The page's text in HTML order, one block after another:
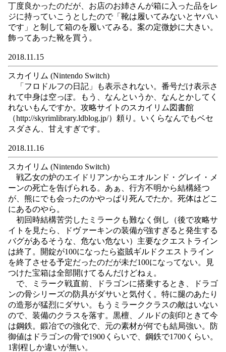
丁度良かったのだが、お店のお姉さんが箱に入った品をレ
ジに持っていこうとしたので「靴は履いてみないとヤバい
です」と制して箱のを履いてみる。案の定微妙に大きい。
飾ってあった靴を買う。
2018.11.15
スカイリム (Nintendo Switch)
「フロドルフの日記」も表示されない。番号だけ表示さ
れて中身は空っぽ。もう、なんというか、なんとかしてく
れないもんですか。攻略サイトのスカイリム図書館
（http://skyrimlibrary.ldblog.jp/）頼り。いくらなんでもベセ
スダさん、甘えすぎです。
2018.11.16
スカイリム (Nintendo Switch)
戦乙女の炉のエイドリアンからエオルンド・グレイ・メ
ーンの死亡を告げられる。あぁ、行方不明から結構経つ
が、熊にでも会ったのかやっぱり死んでたか。死体はどこ
にあるのやら。
初回時結構苦労したミラークも難なく倒し（後で攻略サ
イトを見たら、ドヴァーキンの装備が強すぎると発生する
バグがあるそうな、危ない危ない）主要なクエストライン
は終了。開錠が100になったら盗賊ギルドクエストライン
を終了させる予定だったのだが未だ100になってない。見
つけた宝箱は全部開けてるんだけどねぇ。
で、ミラーク戦直前、ドラゴンに搭乗するとき、ドラゴ
ンの骨シリーズの防具がダサいと気付く。特に腿のあたり
の造形が猛烈にダサい。もうミラーククラスの敵はいない
ので、装備のクラスを落す。黒檀、ノルドの刻印ときて今
は鋼鉄。鍛冶での強化で、元の素材が何でも結局強い。防
御値はドラゴンの骨で1900くらいで、鋼鉄で1700くらい。
1割程しか違いが無い。